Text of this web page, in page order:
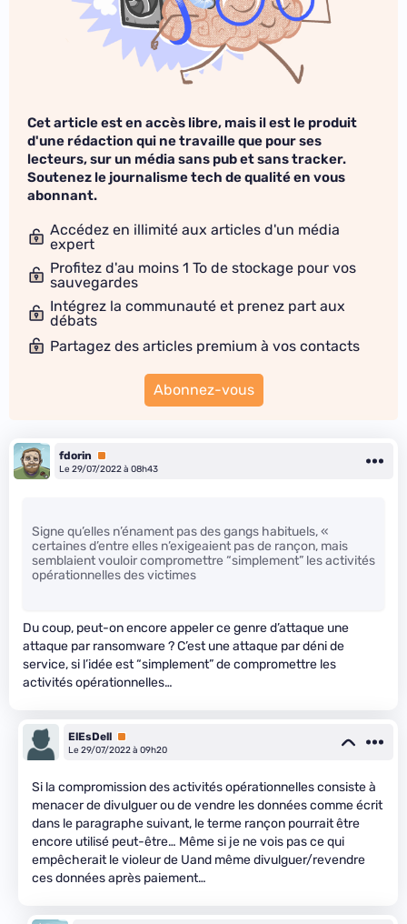
Cet article est en accès libre, mais il est le produit
d'une rédaction qui ne travaille que pour ses
lecteurs, sur un média sans pub et sans tracker.
Soutenez le journalisme tech de qualité en vous
abonnant.
Accédez en illimité aux articles d'un média
expert
Profitez d'au moins 1 To de stockage pour vos
sauvegardes
Intégrez la communauté et prenez part aux
débats
Partagez des articles premium à vos contacts
Abonnez-vous
fdorin
Premium
Le 29/07/2022 à 08h43
Signe qu’elles n’énament pas des gangs habituels, «
certaines d’entre elles n’exigeaient pas de rançon, mais
semblaient vouloir compromettre “simplement” les activités
opérationnelles des victimes
Du coup, peut-on encore appeler ce genre d’attaque une
attaque par ransomware ? C’est une attaque par déni de
service, si l’idée est “simplement” de compromettre les
activités opérationnelles…
ElEsDell Premium
Le 29/07/2022 à 09h20
Si la compromission des activités opérationnelles consiste à
menacer de divulguer ou de vendre les données comme écrit
dans le paragraphe suivant, le terme rançon pourrait être
encore utilisé peut-être… Même si je ne vois pas ce qui
empêcherait le violeur de Uand même divulguer/revendre
ces données après paiement…